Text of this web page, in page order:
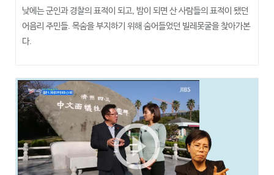
낮에는 군인과 경찰의 표적이 되고, 밤이 되면 산 사람들의 표적이 됐던
어음리 주민들. 목숨을 부지하기 위해 숨어들었던 빌레못굴을 찾아가본
다.
play_circle_outline